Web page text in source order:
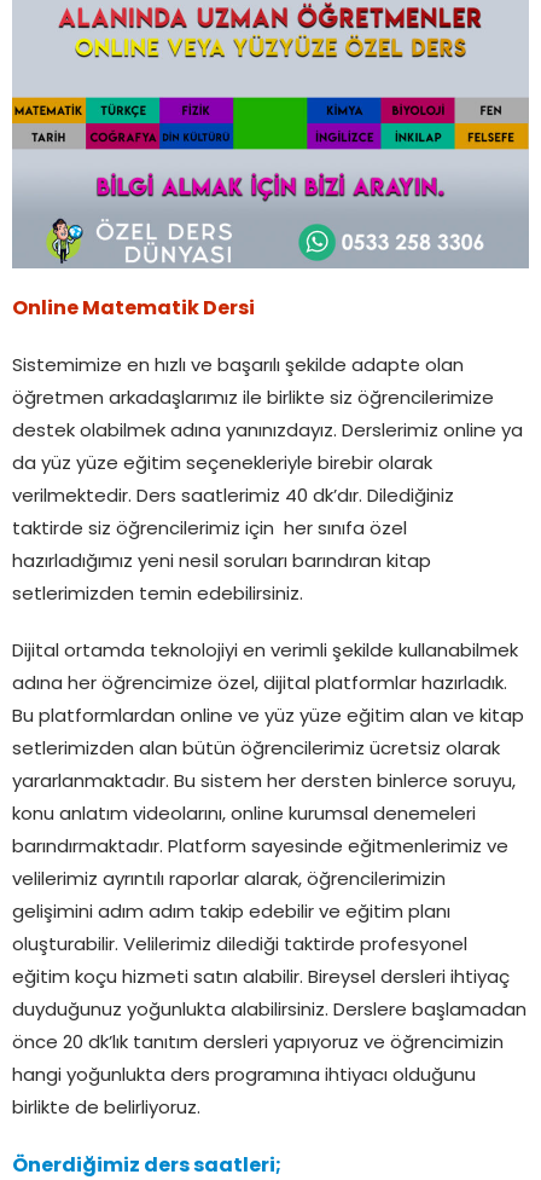
Online Matematik Dersi
Sistemimize en hızlı ve başarılı şekilde adapte olan
öğretmen arkadaşlarımız ile birlikte siz öğrencilerimize
destek olabilmek adına yanınızdayız. Derslerimiz online ya
da yüz yüze eğitim seçenekleriyle birebir olarak
verilmektedir. Ders saatlerimiz 40 dk’dır. Dilediğiniz
taktirde siz öğrencilerimiz için her sınıfa özel
hazırladığımız yeni nesil soruları barındıran kitap
setlerimizden temin edebilirsiniz.
Dijital ortamda teknolojiyi en verimli şekilde kullanabilmek
adına her öğrencimize özel, dijital platformlar hazırladık.
Bu platformlardan online ve yüz yüze eğitim alan ve kitap
setlerimizden alan bütün öğrencilerimiz ücretsiz olarak
yararlanmaktadır. Bu sistem her dersten binlerce soruyu,
konu anlatım videolarını, online kurumsal denemeleri
barındırmaktadır. Platform sayesinde eğitmenlerimiz ve
velilerimiz ayrıntılı raporlar alarak, öğrencilerimizin
gelişimini adım adım takip edebilir ve eğitim planı
oluşturabilir. Velilerimiz dilediği taktirde profesyonel
eğitim koçu hizmeti satın alabilir. Bireysel dersleri ihtiyaç
duyduğunuz yoğunlukta alabilirsiniz. Derslere başlamadan
önce 20 dk’lık tanıtım dersleri yapıyoruz ve öğrencimizin
hangi yoğunlukta ders programına ihtiyacı olduğunu
birlikte de belirliyoruz.
Önerdiğimiz ders saatleri;